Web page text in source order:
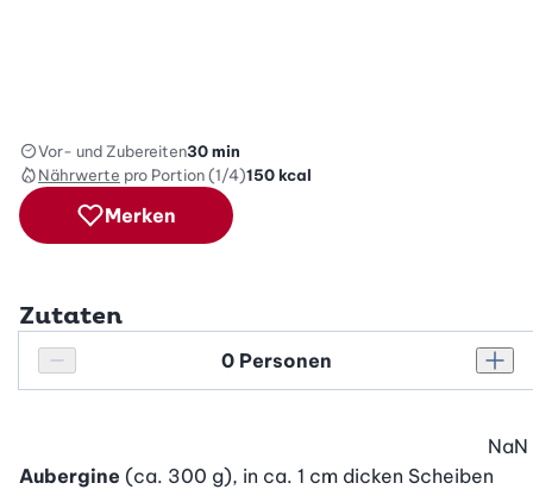
Vor- und Zubereiten30 min
Nährwerte pro Portion (1/4)150kcal
Merken
Zutaten
Personenanzahl verringern
Personenanzahl
Aubergine (ca. 300 g), in ca. 1 cm dicken Scheiben
NaN